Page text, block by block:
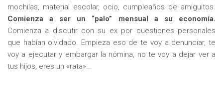
mochilas, material escolar, ocio, cumpleaños de amiguitos.
Comienza a ser un “palo” mensual a su economía.
Comienza a discutir con su ex por cuestiones personales
que habían olvidado. Empieza eso de te voy a denunciar, te
voy a ejecutar y embargar la nómina, no te voy a dejar ver a
tus hijos, eres un «rata»…